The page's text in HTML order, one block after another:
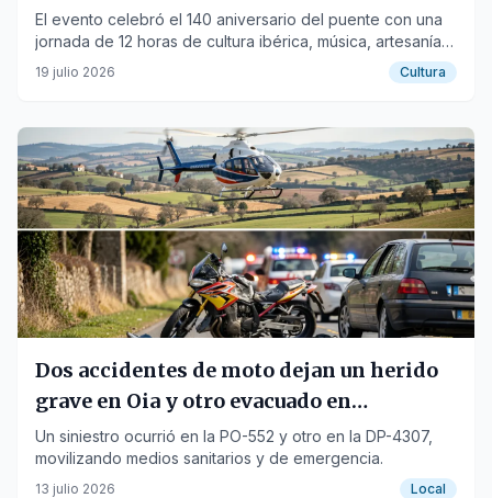
El evento celebró el 140 aniversario del puente con una
jornada de 12 horas de cultura ibérica, música, artesanía y
gastronomía.
19 julio 2026 Cultura
Dos accidentes de moto dejan un herido
grave en Oia y otro evacuado en
helicóptero en Malpica
Un siniestro ocurrió en la PO-552 y otro en la DP-4307,
movilizando medios sanitarios y de emergencia.
13 julio 2026 Local